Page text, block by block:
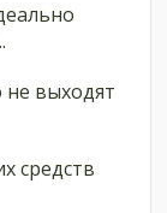
выходят
средств